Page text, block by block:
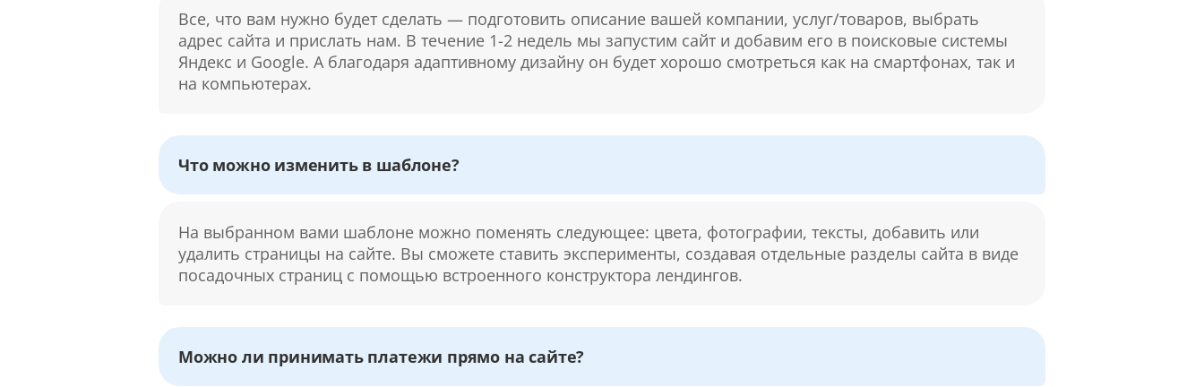
Все, что вам нужно будет сделать — подготовить описание вашей компании, услуг/товаров, выбрать
адрес сайта и прислать нам. В течение 1-2 недель мы запустим сайт и добавим его в поисковые системы
Яндекс и Google. А благодаря адаптивному дизайну он будет хорошо смотреться как на смартфонах, так и
на компьютерах.
Что можно изменить в шаблоне?
На выбранном вами шаблоне можно поменять следующее: цвета, фотографии, тексты, добавить или
удалить страницы на сайте. Вы сможете ставить эксперименты, создавая отдельные разделы сайта в виде
посадочных страниц с помощью встроенного конструктора лендингов.
Можно ли принимать платежи прямо на сайте?